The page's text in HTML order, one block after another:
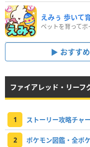
えみぅ 歩いて
おすす
ファイアレッド・リーフ
1 ストーリー攻略チャ
2 ポケモン図鑑・全ポ